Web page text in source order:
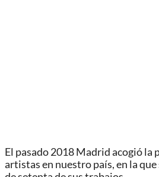
El pasado 2018 Madrid acogió la
artistas en nuestro país, en la